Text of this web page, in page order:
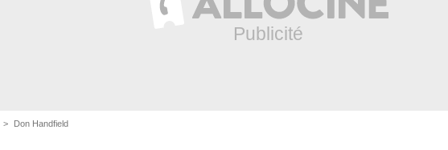
Don Handfield